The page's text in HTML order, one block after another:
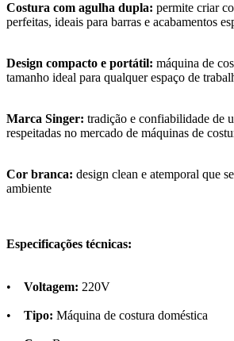
Costura com agulha dupla: permite criar
perfeitas, ideais para barras e acabamentos
Design compacto e portátil: máquina de
tamanho ideal para qualquer espaço de
Marca Singer: tradição e confiabilidade de
respeitadas no mercado de máquinas de
Cor branca: design clean e atemporal que
ambiente
Especificações técnicas:
• Voltagem: 220V
• Tipo: Máquina de costura doméstica